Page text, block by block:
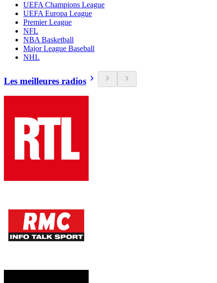
UEFA Champions League
UEFA Europa League
Premier League
NFL
NBA Basketball
Major League Baseball
NHL
Les meilleures radios